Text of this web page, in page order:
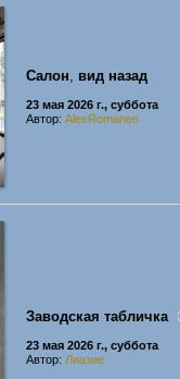
Салон, вид назад
23 мая 2026 г., суббота
Автор: AlexRomanen
Заводская табличка
23 мая 2026 г., суббота
Автор: Лиазие